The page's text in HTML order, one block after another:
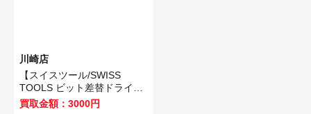
川崎店
【スイスツール/SWISS
TOOLS ビット差替ドライバ
ー PB 6510.20】世田谷区の
買取金額：3000円